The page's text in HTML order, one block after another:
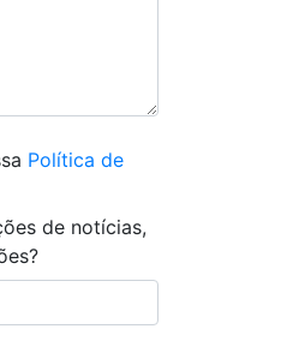
Política de
de notícias,